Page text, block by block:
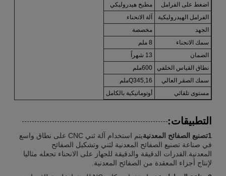
اضغط على الفرامل
مطبخ هيدروليكي
الفرامل الهيدروليكية
آلة الانحناء
الجهد
مخصصة
سمك الانحناء
8 ملم
الضمان
13 شهراً
نطاق القياس الخلفي
600ملم
سمك الصقر العالي
Q345,16ملم
مستوى تلقائي
أوتوماتيكية بالكامل
التطبيقات:
1تصنيع الصفائح المعدنية
يتم استخدام آلة ثني CNC على نطاق واسع
في صناعة تصنيع الصفائح المعدنية لثني وتشكيل الصفائح
المعدنية.القدرات الدقيقة والدقيقة للجهاز على الانحناء تجعله مثاليا
لإنتاج أجزاء المعقدة من الصفائح المعدنية.